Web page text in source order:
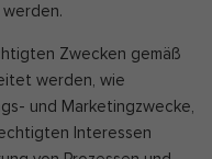
Zwecken gemäß
werden, wie
und Marketingzwecke,
Interessen